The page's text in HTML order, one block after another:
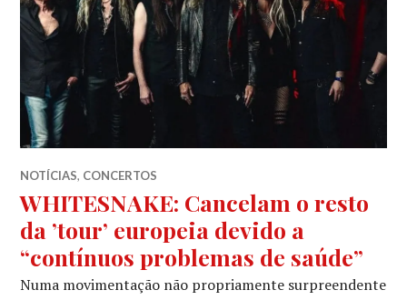
NOTÍCIAS, CONCERTOS
WHITESNAKE: Cancelam o resto
da ’tour’ europeia devido a
“contínuos problemas de saúde”
Numa movimentação não propriamente surpreendente